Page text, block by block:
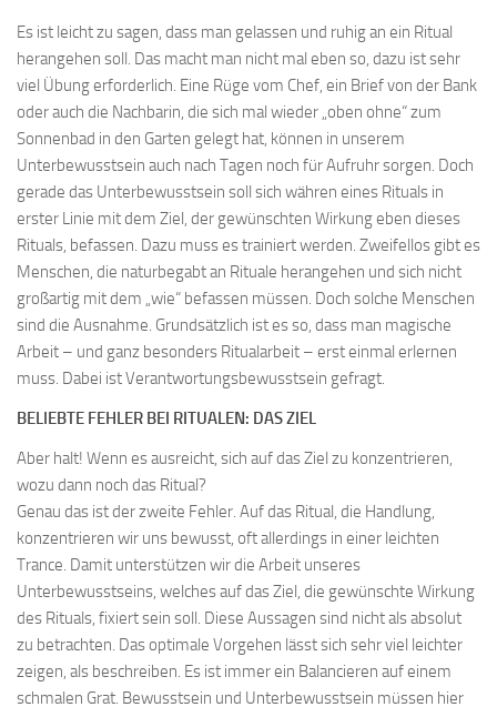
Es ist leicht zu sagen, dass man gelassen und ruhig an ein Ritual
herangehen soll. Das macht man nicht mal eben so, dazu ist sehr
viel Übung erforderlich. Eine Rüge vom Chef, ein Brief von der Bank
oder auch die Nachbarin, die sich mal wieder „oben ohne“ zum
Sonnenbad in den Garten gelegt hat, können in unserem
Unterbewusstsein auch nach Tagen noch für Aufruhr sorgen. Doch
gerade das Unterbewusstsein soll sich währen eines Rituals in
erster Linie mit dem Ziel, der gewünschten Wirkung eben dieses
Rituals, befassen. Dazu muss es trainiert werden. Zweifellos gibt es
Menschen, die naturbegabt an Rituale herangehen und sich nicht
großartig mit dem „wie“ befassen müssen. Doch solche Menschen
sind die Ausnahme. Grundsätzlich ist es so, dass man magische
Arbeit – und ganz besonders Ritualarbeit – erst einmal erlernen
muss. Dabei ist Verantwortungsbewusstsein gefragt.
BELIEBTE FEHLER BEI RITUALEN: DAS ZIEL
Aber halt! Wenn es ausreicht, sich auf das Ziel zu konzentrieren,
wozu dann noch das Ritual?
Genau das ist der zweite Fehler. Auf das Ritual, die Handlung,
konzentrieren wir uns bewusst, oft allerdings in einer leichten
Trance. Damit unterstützen wir die Arbeit unseres
Unterbewusstseins, welches auf das Ziel, die gewünschte Wirkung
des Rituals, fixiert sein soll. Diese Aussagen sind nicht als absolut
zu betrachten. Das optimale Vorgehen lässt sich sehr viel leichter
zeigen, als beschreiben. Es ist immer ein Balancieren auf einem
schmalen Grat. Bewusstsein und Unterbewusstsein müssen hier